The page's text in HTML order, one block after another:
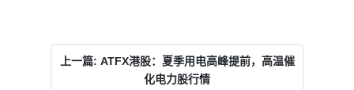
上一篇: ATFX港股：夏季用电高峰提前，高温催
化电力股行情